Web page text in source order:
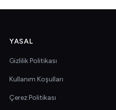
YASAL
Gizlilik Politikası
Kullanım Koşulları
Çerez Politikası